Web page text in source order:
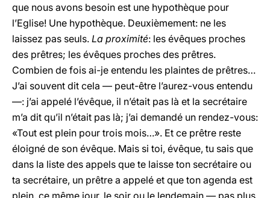
que nous avons besoin est une hypothèque pour
l’Eglise! Une hypothèque. Deuxièmement: ne les
laissez pas seuls. La proximité: les évêques proches
des prêtres; les évêques proches des prêtres.
Combien de fois ai-je entendu les plaintes de prêtres…
J’ai souvent dit cela — peut-être l’aurez-vous entendu
—: j’ai appelé l’évêque, il n’était pas là et la secrétaire
m’a dit qu’il n’était pas là; j’ai demandé un rendez-vous:
«Tout est plein pour trois mois…». Et ce prêtre reste
éloigné de son évêque. Mais si toi, évêque, tu sais que
dans la liste des appels que te laisse ton secrétaire ou
ta secrétaire, un prêtre a appelé et que ton agenda est
plein, ce même jour, le soir ou le lendemain — pas plus